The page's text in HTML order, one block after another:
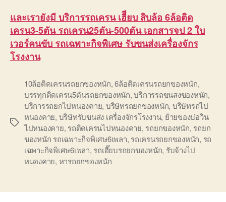
และเรายังมี บริการรถเครน เฮีียบ สิบล้อ 6ล้อติด
เครน3-5ตัน รถเครน25ตัน-500ตัน เอกสารจป 2 ใบ
เวอร์คนขับ รถเฉพาะกิจพิเศษ รับขนส่งเครื่องจักร
โรงงาน
Tags
10ล้อติดเครนรถยกของหนัก,6ล้อติดเครนรถยกของหนัก,
บรรทุกติดเครน5ตันรถยกของหนัก,บริการรถขนสงของหนัก,
บริการรถยกไปหนองคาย, บริษัทรถยกของหนัก, บริษัทรถไป
หนองคาย, บริษัทรับขนส่ง เครื่องจักรโรงงาน, ย้ายของบ่อวิน
ไปหนองคาย, รถติดเครนไปหนองคาย, รถยกของหนัก, รถยก
ของหนัก รถเฉพาะกิจพิเศษ6เพลา, รถเครนรถยกของหนัก, รถ
เฉพาะกิจพิเศษ6เพลา, รถเฮี๊ยบรถยกของหนัก, รับจ้างไป
หนองคาย, หารถยกของหนัก